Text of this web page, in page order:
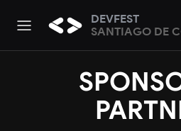
DEVFEST
SANTIAGO DE